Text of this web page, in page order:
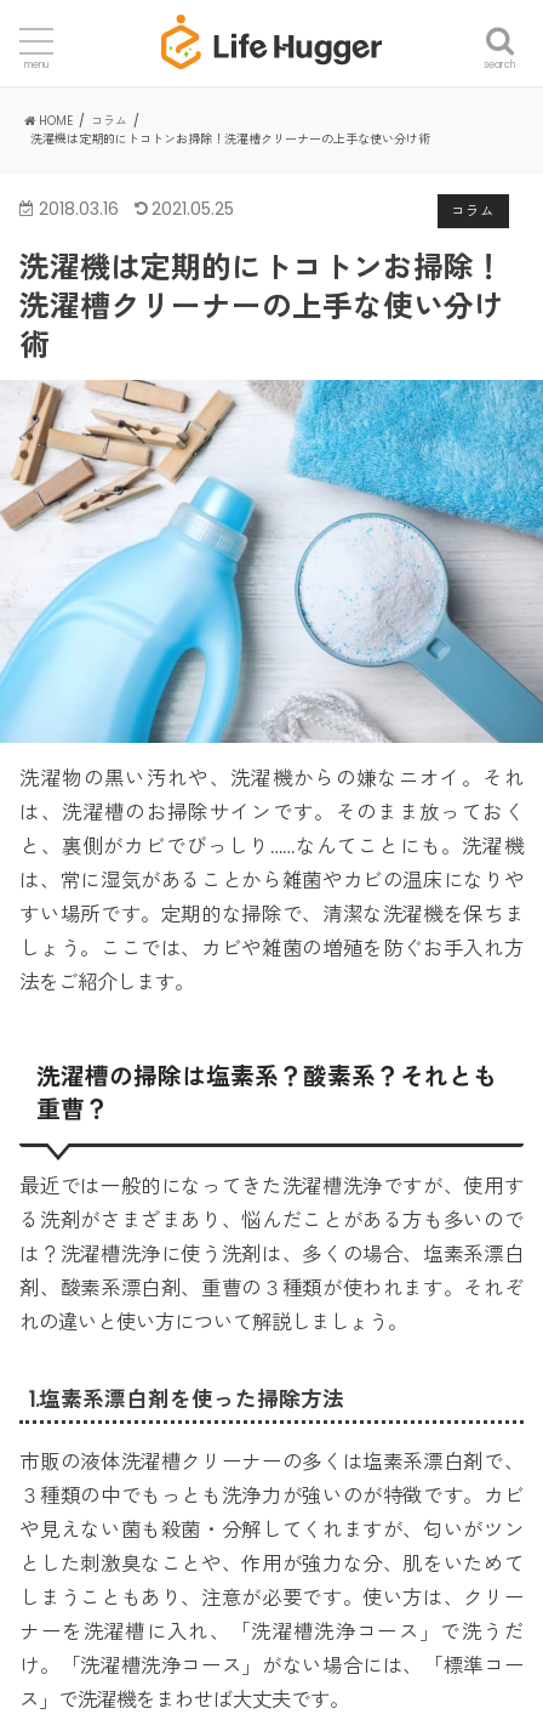
search
menu
HOME
コラム
洗濯機は定期的にトコトンお掃除！洗濯槽クリーナーの上手な使い分け術
コラム
2018.03.16 2021.05.25
洗濯機は定期的にトコトンお掃除！
洗濯槽クリーナーの上手な使い分け
術
洗濯物の黒い汚れや、洗濯機からの嫌なニオイ。それ
は、洗濯槽のお掃除サインです。そのまま放っておく
と、裏側がカビでびっしり……なんてことにも。洗濯機
は、常に湿気があることから雑菌やカビの温床になりや
すい場所です。定期的な掃除で、清潔な洗濯機を保ちま
しょう。ここでは、カビや雑菌の増殖を防ぐお手入れ方
法をご紹介します。
洗濯槽の掃除は塩素系？酸素系？それとも
重曹？
最近では一般的になってきた洗濯槽洗浄ですが、使用す
る洗剤がさまざまあり、悩んだことがある方も多いので
は？洗濯槽洗浄に使う洗剤は、多くの場合、塩素系漂白
剤、酸素系漂白剤、重曹の３種類が使われます。それぞ
れの違いと使い方について解説しましょう。
1.塩素系漂白剤を使った掃除方法
市販の液体洗濯槽クリーナーの多くは塩素系漂白剤で、
３種類の中でもっとも洗浄力が強いのが特徴です。カビ
や見えない菌も殺菌・分解してくれますが、匂いがツン
とした刺激臭なことや、作用が強力な分、肌をいためて
しまうこともあり、注意が必要です。使い方は、クリー
ナーを洗濯槽に入れ、「洗濯槽洗浄コース」で洗うだ
け。「洗濯槽洗浄コース」がない場合には、「標準コー
ス」で洗濯機をまわせば大丈夫です。